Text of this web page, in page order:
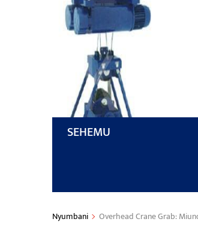
SEHEMU
Nyumbani Overhead Crane Grab: